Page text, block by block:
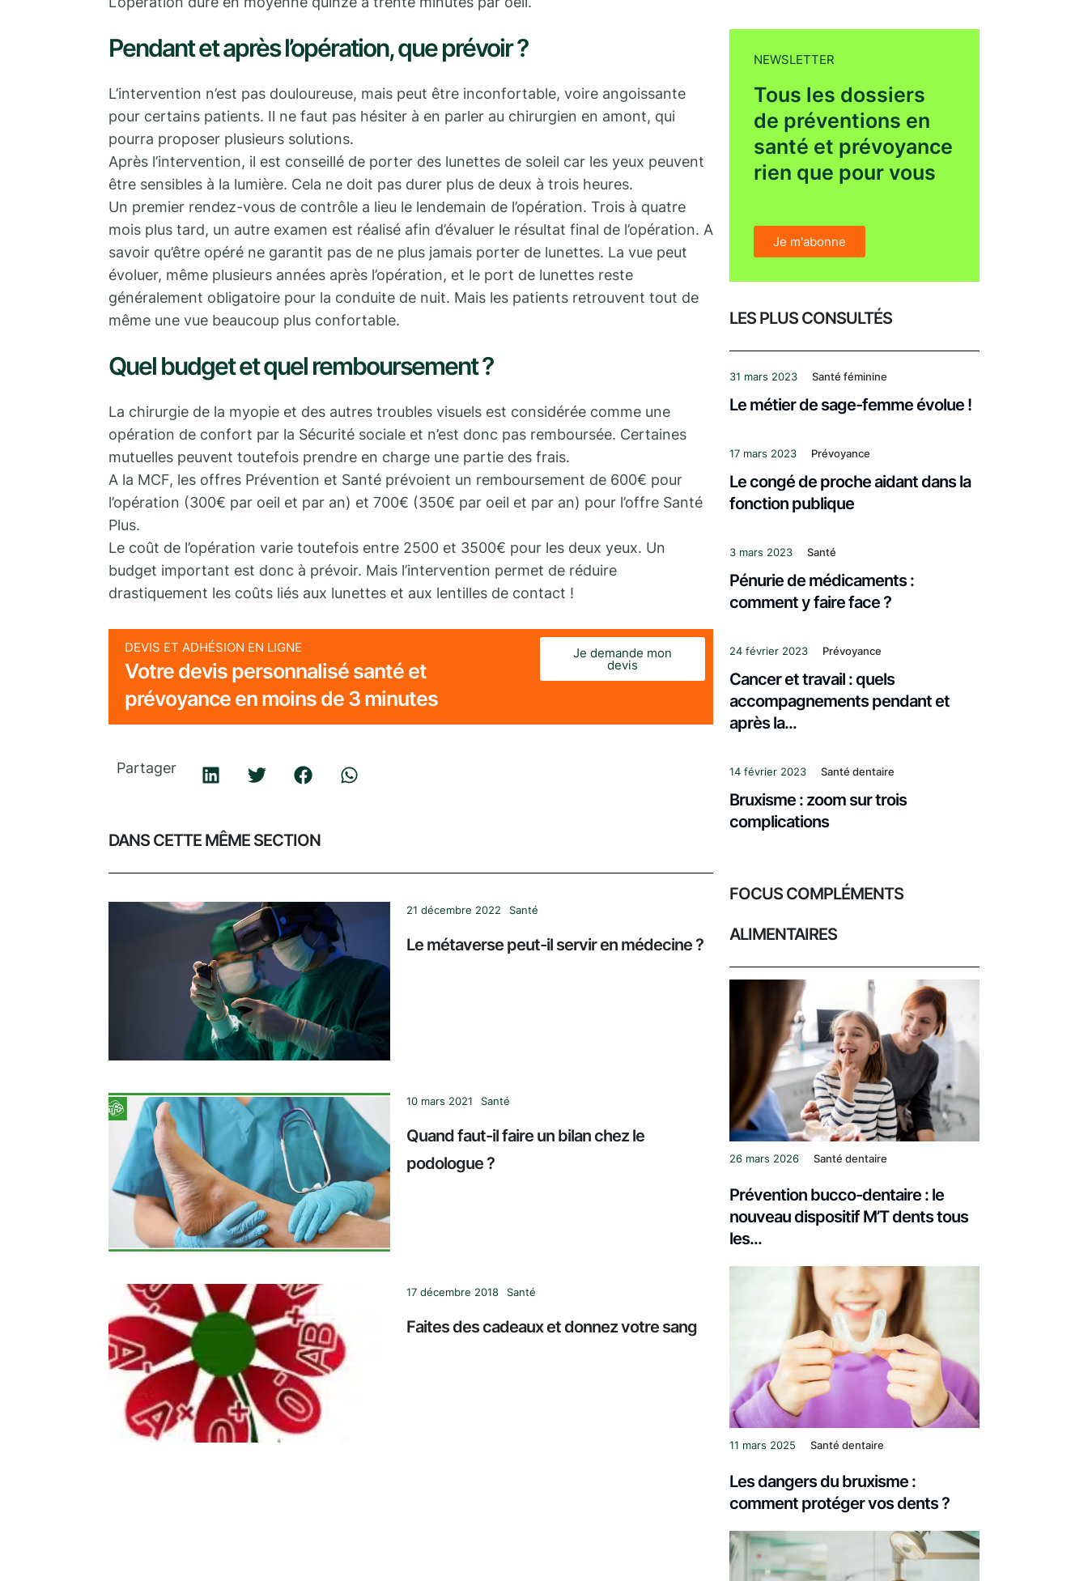
Pendant et après l’opération, que prévoir ?
L’intervention n’est pas douloureuse, mais peut être inconfortable, voire angoissante
pour certains patients. Il ne faut pas hésiter à en parler au chirurgien en amont, qui
pourra proposer plusieurs solutions.
Après l’intervention, il est conseillé de porter des lunettes de soleil car les yeux peuvent
être sensibles à la lumière. Cela ne doit pas durer plus de deux à trois heures.
Un premier rendez-vous de contrôle a lieu le lendemain de l’opération. Trois à quatre
mois plus tard, un autre examen est réalisé afin d’évaluer le résultat final de l’opération. A
savoir qu’être opéré ne garantit pas de ne plus jamais porter de lunettes. La vue peut
évoluer, même plusieurs années après l’opération, et le port de lunettes reste
généralement obligatoire pour la conduite de nuit. Mais les patients retrouvent tout de
même une vue beaucoup plus confortable.
Quel budget et quel remboursement ?
La chirurgie de la myopie et des autres troubles visuels est considérée comme une
opération de confort par la Sécurité sociale et n’est donc pas remboursée. Certaines
mutuelles peuvent toutefois prendre en charge une partie des frais.
A la MCF, les offres Prévention et Santé prévoient un remboursement de 600€ pour
l’opération (300€ par oeil et par an) et 700€ (350€ par oeil et par an) pour l’offre Santé
Plus.
Le coût de l’opération varie toutefois entre 2500 et 3500€ pour les deux yeux. Un
budget important est donc à prévoir. Mais l’intervention permet de réduire
drastiquement les coûts liés aux lunettes et aux lentilles de contact !
DEVIS ET ADHÉSION EN LIGNE
Votre devis personnalisé santé et
prévoyance en moins de 3 minutes
Je demande mon
devis
Partager
DANS CETTE MÊME SECTION
21 décembre 2022 Santé
Le métaverse peut-il servir en médecine ?
10 mars 2021 Santé
Quand faut-il faire un bilan chez le
podologue ?
17 décembre 2018 Santé
Faites des cadeaux et donnez votre sang
NEWSLETTER
Tous les dossiers
de préventions en
santé et prévoyance
rien que pour vous
Je m'abonne
LES PLUS CONSULTÉS
31 mars 2023 Santé féminine
Le métier de sage-femme évolue !
17 mars 2023 Prévoyance
Le congé de proche aidant dans la
fonction publique
3 mars 2023 Santé
Pénurie de médicaments :
comment y faire face ?
24 février 2023 Prévoyance
Cancer et travail : quels
accompagnements pendant et
après la...
14 février 2023 Santé dentaire
Bruxisme : zoom sur trois
complications
FOCUS COMPLÉMENTS
ALIMENTAIRES
26 mars 2026 Santé dentaire
Prévention bucco-dentaire : le
nouveau dispositif M’T dents tous
les...
11 mars 2025 Santé dentaire
Les dangers du bruxisme :
comment protéger vos dents ?